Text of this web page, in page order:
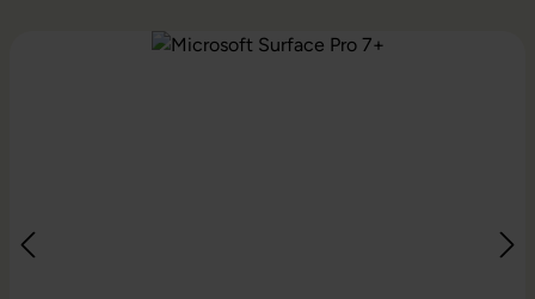
Ignorer la galerie d'images